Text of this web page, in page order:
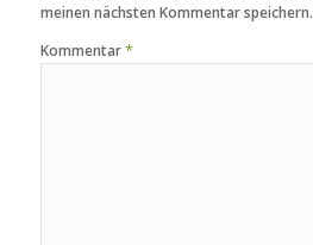
meinen nächsten Kommentar speichern.
Kommentar*